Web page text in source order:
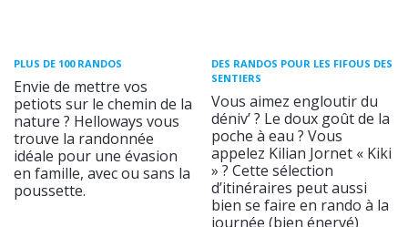
PLUS DE 100 RANDOS
Envie de mettre vos
petiots sur le chemin de la
nature ? Helloways vous
trouve la randonnée
idéale pour une évasion
en famille, avec ou sans la
poussette.
DES RANDOS POUR LES FIFOUS DES
SENTIERS
Vous aimez engloutir du
déniv’ ? Le doux goût de la
poche à eau ? Vous
appelez Kilian Jornet « Kiki
» ? Cette sélection
d’itinéraires peut aussi
bien se faire en rando à la
journée (bien énervé)